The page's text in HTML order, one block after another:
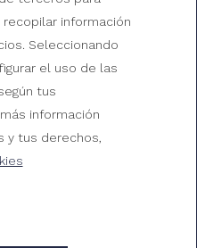
de Mar, Girona
información
Seleccionando
el uso de las
tus
información
y tus derechos,